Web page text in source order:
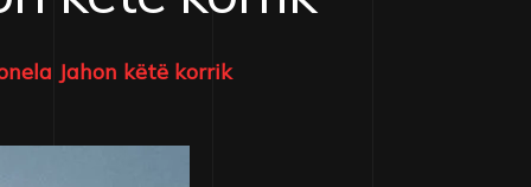
Jahon këtë korrik